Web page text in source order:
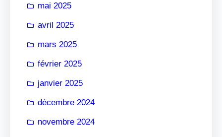
mai 2025
avril 2025
mars 2025
février 2025
janvier 2025
décembre 2024
novembre 2024